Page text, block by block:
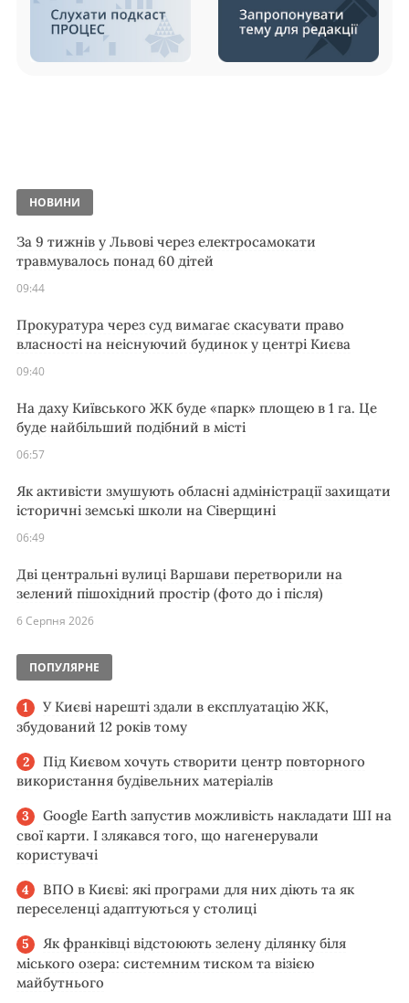
НОВИНИ
За 9 тижнів у Львові через електросамокати
травмувалось понад 60 дітей
09:44
Прокуратура через суд вимагає скасувати право
власності на неіснуючий будинок у центрі Києва
09:40
На даху Київського ЖК буде «парк» площею в 1 га. Це
буде найбільший подібний в місті
06:57
Як активісти змушують обласні адміністрації захищати
історичні земські школи на Сіверщині
06:49
Дві центральні вулиці Варшави перетворили на
зелений пішохідний простір (фото до і після)
6 Серпня 2026
ПОПУЛЯРНЕ
У Києві нарешті здали в експлуатацію ЖК,
збудований 12 років тому
Під Києвом хочуть створити центр повторного
використання будівельних матеріалів
Google Earth запустив можливість накладати ШІ на
свої карти. І злякався того, що нагенерували
користувачі
ВПО в Києві: які програми для них діють та як
переселенці адаптуються у столиці
Як франківці відстоюють зелену ділянку біля
міського озера: системним тиском та візією
майбутнього